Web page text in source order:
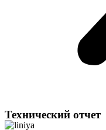
Технический отчет